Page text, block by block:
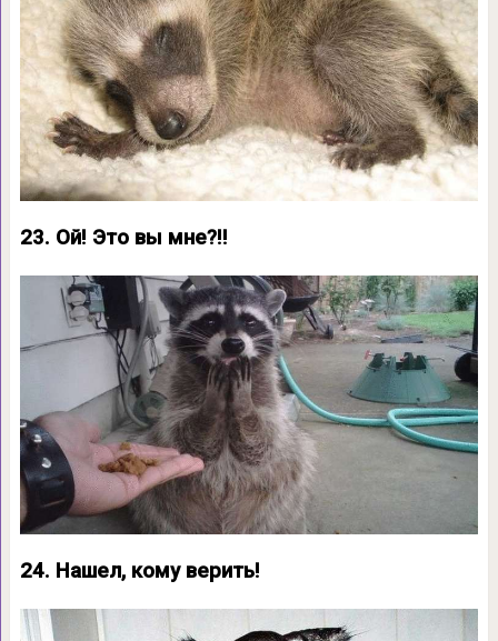
23. Ой! Это вы мне?!!
24. Нашел, кому верить!